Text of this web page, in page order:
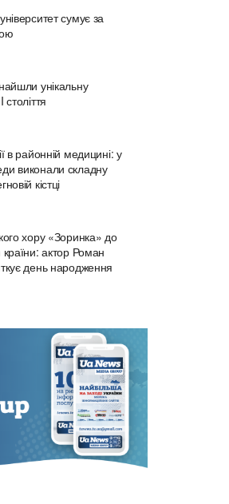
сумує за
унікальну
в районній медицині: у
виконали складну
кістці
хору «Зоринка» до
країни: актор Роман
день народження